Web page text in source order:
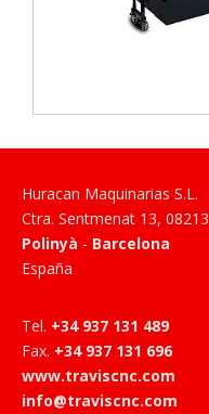
Huracan Maquinarias S.L.
Ctra. Sentmenat 13, 08213
Polinyà - Barcelona
España
Tel. +34 937 131 489
Fax. +34 937 131 696
www.traviscnc.com
info@traviscnc.com